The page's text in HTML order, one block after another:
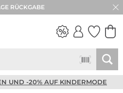
RÜCKGABE
UND -20% AUF KINDERMODE